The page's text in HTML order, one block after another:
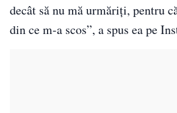
decât să nu mă urmăriți, pentru
din ce m-a scos”, a spus ea pe